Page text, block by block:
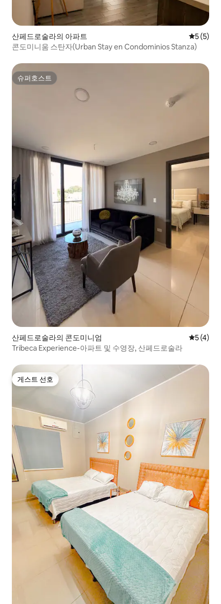
산페드로술라의 아파트 평점 5점
5 (5)
콘도미니움 스탄자(Urban Stay en Condominios Stanza)
슈퍼호스트
슈퍼호스트
산페드로술라의 콘도미니엄 평점 5점
5 (4)
Tribeca Experience-아파트 및 수영장, 산페드로술라
게스트 선호
게스트 선호